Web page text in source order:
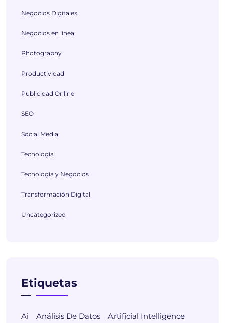
Negocios Digitales
Negocios en línea
Photography
Productividad
Publicidad Online
SEO
Social Media
Tecnología
Tecnología y Negocios
Transformación Digital
Uncategorized
Etiquetas
Ai Análisis De Datos
Artificial Intelligence